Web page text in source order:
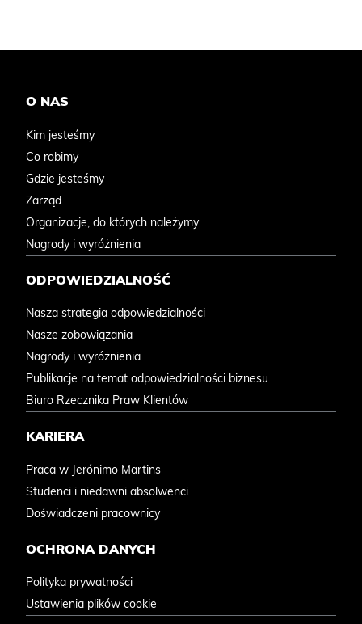
O NAS
Kim jesteśmy
Co robimy
Gdzie jesteśmy
Zarząd
Organizacje, do których należymy
Nagrody i wyróżnienia
ODPOWIEDZIALNOŚĆ
Nasza strategia odpowiedzialności
Nasze zobowiązania
Nagrody i wyróżnienia
Publikacje na temat odpowiedzialności biznesu
Biuro Rzecznika Praw Klientów
KARIERA
Praca w Jerónimo Martins
Studenci i niedawni absolwenci
Doświadczeni pracownicy
OCHRONA DANYCH
Polityka prywatności
Ustawienia plików cookie